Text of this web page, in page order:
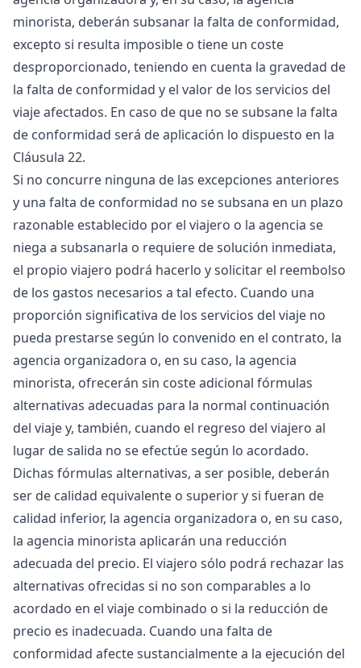
minorista, deberán subsanar la falta de conformidad,
excepto si resulta imposible o tiene un coste
desproporcionado, teniendo en cuenta la gravedad de
la falta de conformidad y el valor de los servicios del
viaje afectados. En caso de que no se subsane la falta
de conformidad será de aplicación lo dispuesto en la
Cláusula 22.
Si no concurre ninguna de las excepciones anteriores
y una falta de conformidad no se subsana en un plazo
razonable establecido por el viajero o la agencia se
niega a subsanarla o requiere de solución inmediata,
el propio viajero podrá hacerlo y solicitar el reembolso
de los gastos necesarios a tal efecto. Cuando una
proporción significativa de los servicios del viaje no
pueda prestarse según lo convenido en el contrato, la
agencia organizadora o, en su caso, la agencia
minorista, ofrecerán sin coste adicional fórmulas
alternativas adecuadas para la normal continuación
del viaje y, también, cuando el regreso del viajero al
lugar de salida no se efectúe según lo acordado.
Dichas fórmulas alternativas, a ser posible, deberán
ser de calidad equivalente o superior y si fueran de
calidad inferior, la agencia organizadora o, en su caso,
la agencia minorista aplicarán una reducción
adecuada del precio. El viajero sólo podrá rechazar las
alternativas ofrecidas si no son comparables a lo
acordado en el viaje combinado o si la reducción de
precio es inadecuada. Cuando una falta de
conformidad afecte sustancialmente a la ejecución del